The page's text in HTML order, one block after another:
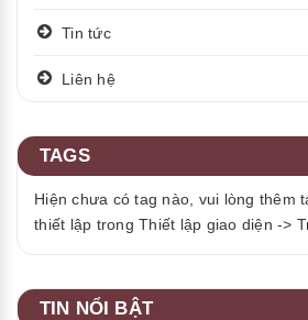
Tin tức
Liên hệ
TAGS
Hiện chưa có tag nào, vui lòng thêm
thiết lập trong Thiết lập giao diện ->
TIN NỔI BẬT